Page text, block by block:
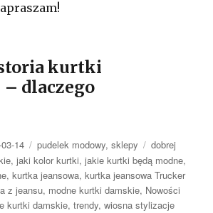
kurtki
– dlaczego
14 Kategorie
pudelek modowy,sklepy Tagi
dobrej
,jaki kolor kurtki,jakie kurtki będą modne,
,kurtka jeansowa,kurtka jeansowa Trucker
z jeansu, modne kurtki damskie, Nowości
kurtki damskie,trendy,wiosna stylizacje